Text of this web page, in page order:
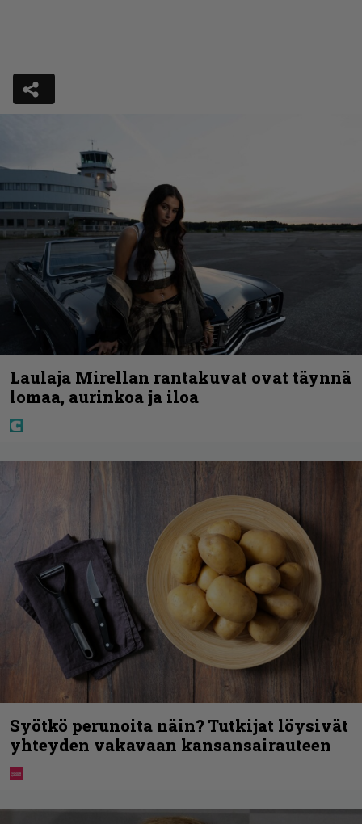
Laulaja Mirellan rantakuvat ovat täynnä
lomaa, aurinkoa ja iloa
Syötkö perunoita näin? Tutkijat löysivät
yhteyden vakavaan kansansairauteen